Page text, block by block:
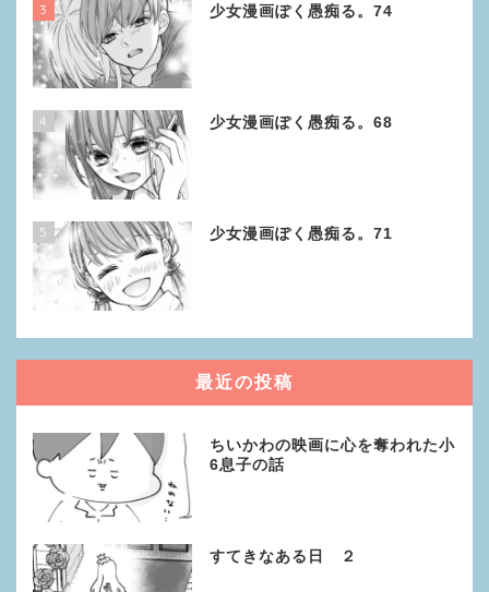
3 少女漫画ぽく愚痴る。74
4 少女漫画ぽく愚痴る。68
5 少女漫画ぽく愚痴る。71
最近の投稿
ちいかわの映画に心を奪われた小
6息子の話
すてきなある日 ２